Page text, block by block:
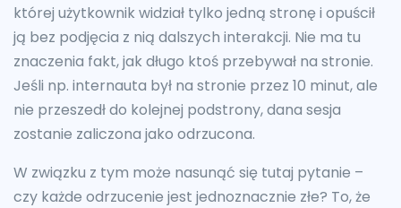
której użytkownik widział tylko jedną stronę i opuścił
ją bez podjęcia z nią dalszych interakcji. Nie ma tu
znaczenia fakt, jak długo ktoś przebywał na stronie.
Jeśli np. internauta był na stronie przez 10 minut, ale
nie przeszedł do kolejnej podstrony, dana sesja
zostanie zaliczona jako odrzucona.
W związku z tym może nasunąć się tutaj pytanie –
czy każde odrzucenie jest jednoznacznie złe? To, że